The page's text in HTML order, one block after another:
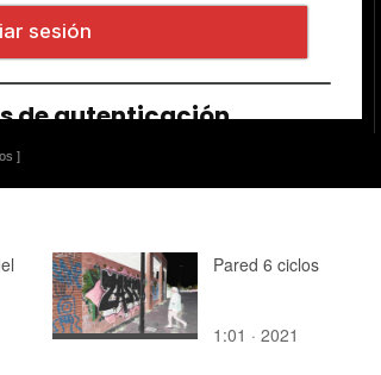
]
Pared 6 ciclos
1:01 · 2021